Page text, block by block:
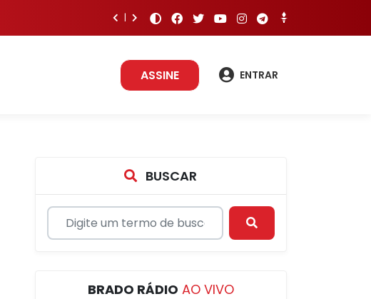
ASSINE ENTRAR
BUSCAR
BRADO RÁDIO AO VIVO